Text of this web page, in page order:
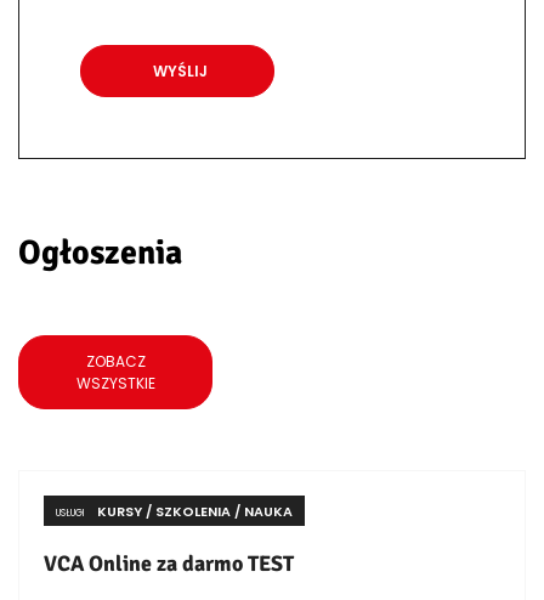
Ogłoszenia
ZOBACZ
WSZYSTKIE
USŁUGI KURSY / SZKOLENIA / NAUKA
VCA Online za darmo TEST